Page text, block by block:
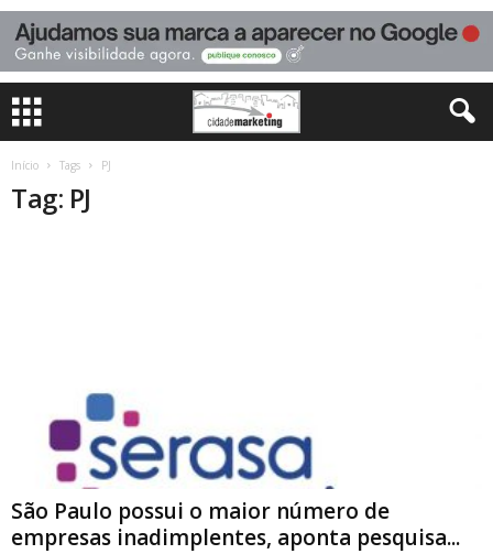
Início Tags PJ
Tag: PJ
São Paulo possui o maior número de
empresas inadimplentes, aponta pesquisa...